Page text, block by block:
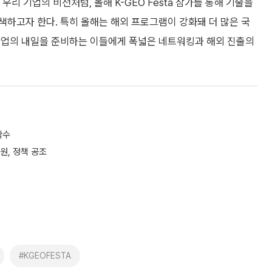
리 기업의 비전처럼, 올해 K-GEO Festa 참가를 통해 기술을
하고자 한다. 특히 올해는 해외 프로그램이 강화돼 더 많은 국
의 내일을 준비하는 이들에게 폭넓은 네트워킹과 해외 진출의
수
, 정책 공조
#KGEOFESTA